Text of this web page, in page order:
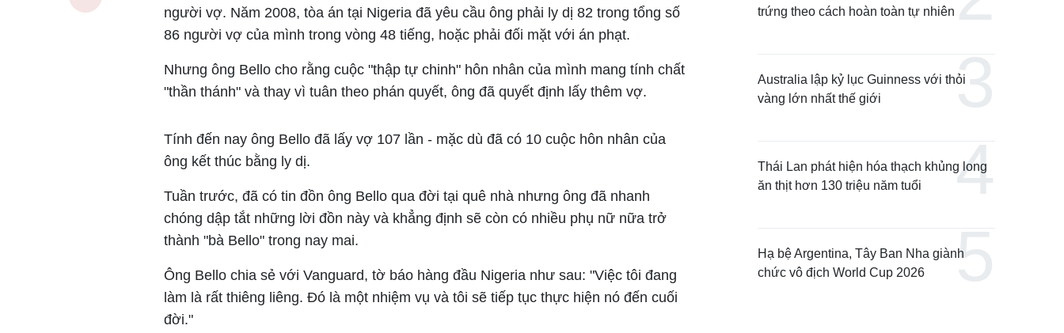
người vợ. Năm 2008, tòa án tại Nigeria đã yêu cầu ông phải ly dị 82 trong tổng số
86 người vợ của mình trong vòng 48 tiếng, hoặc phải đối mặt với án phạt.
Nhưng ông Bello cho rằng cuộc "thập tự chinh" hôn nhân của mình mang tính chất
"thần thánh" và thay vì tuân theo phán quyết, ông đã quyết định lấy thêm vợ.
Tính đến nay ông Bello đã lấy vợ 107 lần - mặc dù đã có 10 cuộc hôn nhân của
ông kết thúc bằng ly dị.
Tuần trước, đã có tin đồn ông Bello qua đời tại quê nhà nhưng ông đã nhanh
chóng dập tắt những lời đồn này và khẳng định sẽ còn có nhiều phụ nữ nữa trở
thành "bà Bello" trong nay mai.
Ông Bello chia sẻ với Vanguard, tờ báo hàng đầu Nigeria như sau: "Việc tôi đang
làm là rất thiêng liêng. Đó là một nhiệm vụ và tôi sẽ tiếp tục thực hiện nó đến cuối
đời."
trứng theo cách hoàn toàn tự nhiên
Australia lập kỷ lục Guinness với thỏi
vàng lớn nhất thế giới
Thái Lan phát hiện hóa thạch khủng long
ăn thịt hơn 130 triệu năm tuổi
Hạ bệ Argentina, Tây Ban Nha giành
chức vô địch World Cup 2026